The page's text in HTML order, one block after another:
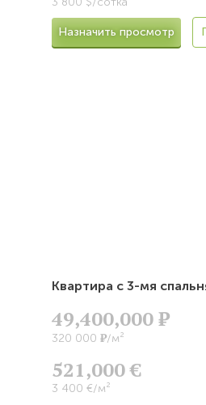
Назначить просмотр
Квартира с 3-мя
49,400,000Р
320 000 Р/м²
521,000 €
3 400 €/м²